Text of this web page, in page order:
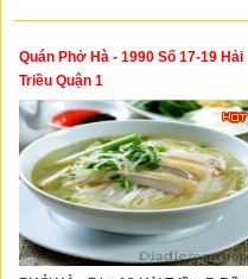
Quán Phở Hà - 1990 Số 17-19 Hải
Triều Quận 1